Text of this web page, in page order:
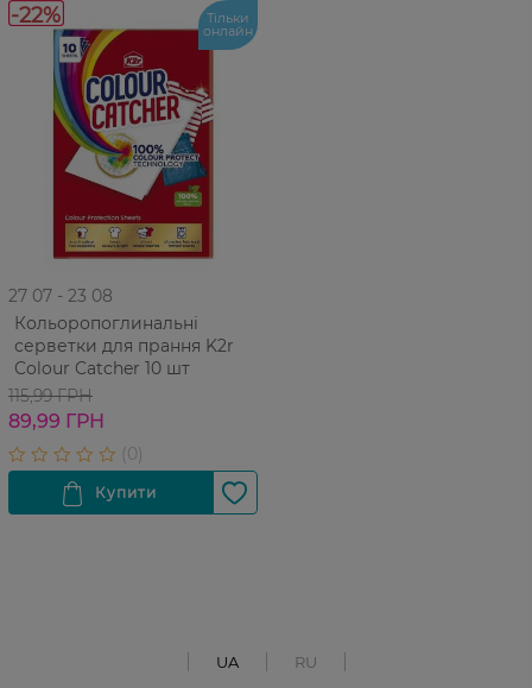
-22% Тільки
онлайн
27 07 - 23 08
Кольоропоглинальні
серветки для прання K2r
Colour Catcher 10 шт
115,99 ГРН
89,99 ГРН
UA RU